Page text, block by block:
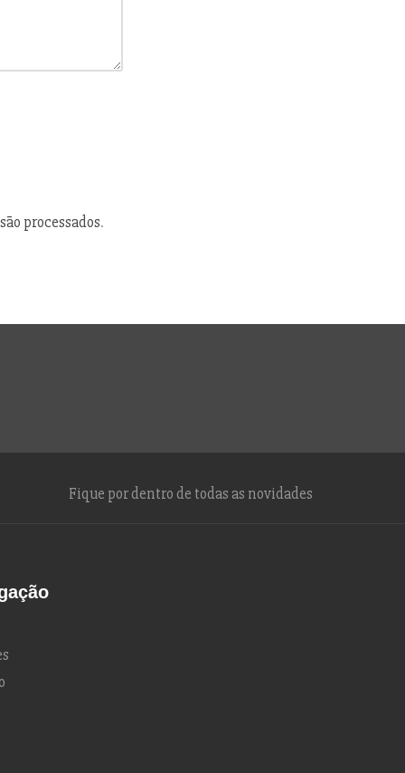
processados.
Fique por dentro de todas as novidades